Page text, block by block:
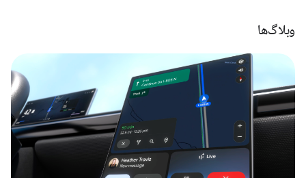
وبلاگ‌ها